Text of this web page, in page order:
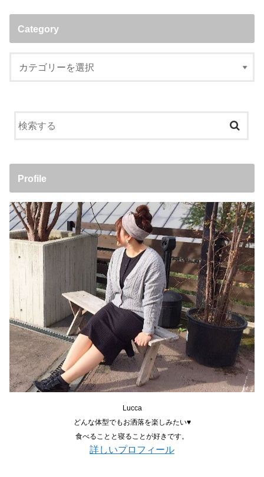
Category
Profile
Lucca
どんな体型でもお洒落を楽しみたい♥
食べることと寝ることが好きです。
詳しいプロフィール